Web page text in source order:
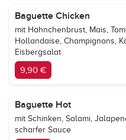
Baguette Chicken
mit Hähnchenbrust, Mais,
Hollandaise, Champignons,
Eisbergsalat
9,90 €
Baguette Hot
mit Schinken, Salami,
scharfer Sauce